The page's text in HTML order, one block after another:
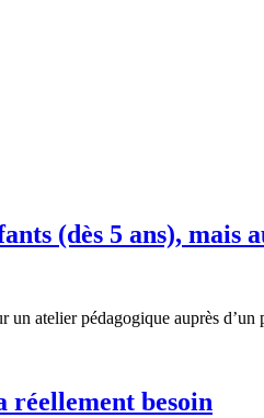
(dès 5 ans), mais
atelier pédagogique auprès d’un
réellement besoin